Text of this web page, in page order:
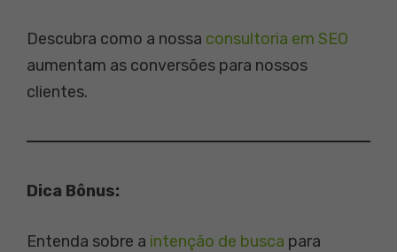
Descubra como a nossa consultoria em SEO
aumentam as conversões para nossos
clientes.
Dica Bônus:
Entenda sobre a intenção de busca para